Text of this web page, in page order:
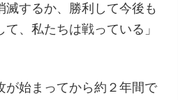
滅するか、勝利して今後も
、私たちは戦っている」
が始まってから約２年間で